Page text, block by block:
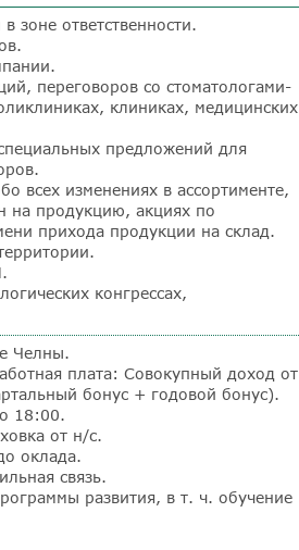
зоне ответственности.
переговоров со стоматологами-
клиниках, медицинских
предложений для
всех изменениях в ассортименте,
на продукцию, акциях по
прихода продукции на склад.
конгрессах,
Челны.
плата: Совокупный доход от
бонус + годовой бонус).
18:00.
от н/с.
оклада.
связь.
развития, в т. ч. обучение